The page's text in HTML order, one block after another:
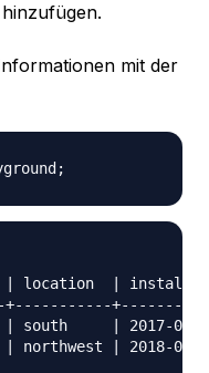
mit der
;
location  |
south     | 2017-04-
northwest | 2018-08-